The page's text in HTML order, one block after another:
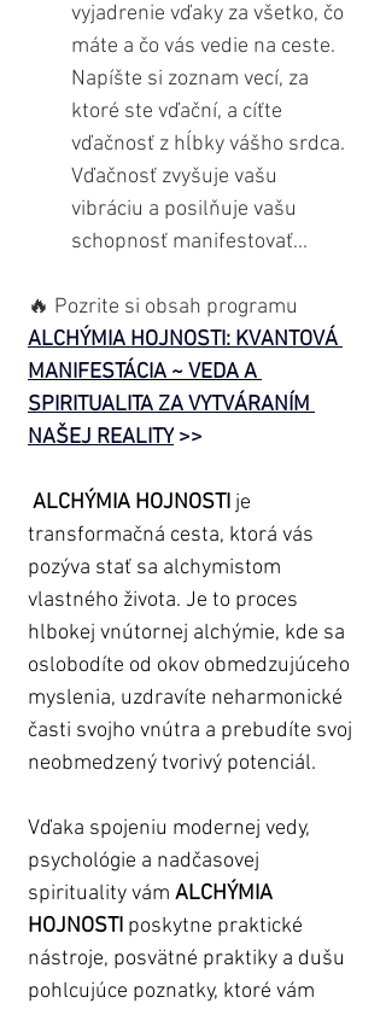
vyjadrenie vďaky za všetko, čo
máte a čo vás vedie na ceste.
Napíšte si zoznam vecí, za
ktoré ste vďační, a cíťte
vďačnosť z hĺbky vášho srdca.
Vďačnosť zvyšuje vašu
vibráciu a posilňuje vašu
schopnosť manifestovať...
🔥 Pozrite si obsah programu
ALCHÝMIA HOJNOSTI: KVANTOVÁ
MANIFESTÁCIA ~ VEDA A
SPIRITUALITA ZA VYTVÁRANÍM
NAŠEJ REALITY >>
ALCHÝMIA HOJNOSTI je
transformačná cesta, ktorá vás
pozýva stať sa alchymistom
vlastného života. Je to proces
hlbokej vnútornej alchýmie, kde sa
oslobodíte od okov obmedzujúceho
myslenia, uzdravíte neharmonické
časti svojho vnútra a prebudíte svoj
neobmedzený tvorivý potenciál.
Vďaka spojeniu modernej vedy,
psychológie a nadčasovej
spirituality vám ALCHÝMIA
HOJNOSTI poskytne praktické
nástroje, posvätné praktiky a dušu
pohlcujúce poznatky, ktoré vám